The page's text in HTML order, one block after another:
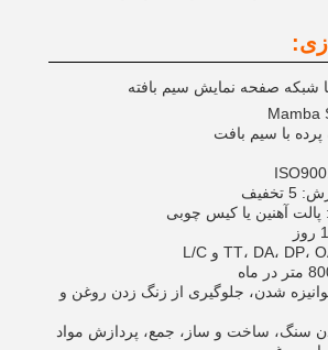
شبكه صفحه نمایش سیم بافته
با سيم بافت
پالت آهنین یا کیس چوبی
شدن، جلوگیری از زنگ زدن روغن و
سنگ، ساخت و ساز، جمع، پردازش مواد